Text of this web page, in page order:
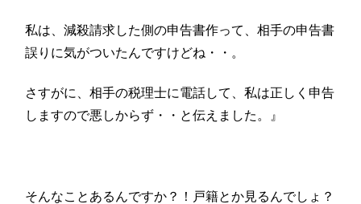
私は、減殺請求した側の申告書作って、相手の申告書
誤りに気がついたんですけどね・・。
さすがに、相手の税理士に電話して、私は正しく申告
しますので悪しからず・・と伝えました。』
そんなことあるんですか？！戸籍とか見るんでしょ？